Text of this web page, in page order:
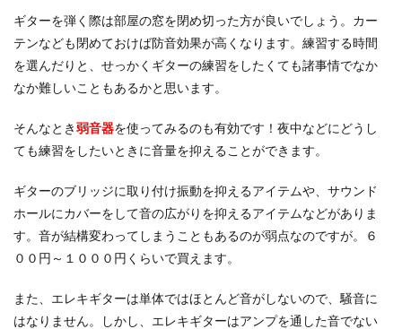
ギターを弾く際は部屋の窓を閉め切った方が良いでしょう。カー
テンなども閉めておけば防音効果が高くなります。練習する時間
を選んだりと、せっかくギターの練習をしたくても諸事情でなか
なか難しいこともあるかと思います。
そんなとき弱音器を使ってみるのも有効です！夜中などにどうし
ても練習をしたいときに音量を抑えることができます。
ギターのブリッジに取り付け振動を抑えるアイテムや、サウンド
ホールにカバーをして音の広がりを抑えるアイテムなどがありま
す。音が結構変わってしまうこともあるのが弱点なのですが。６
００円～１０００円くらいで買えます。
また、エレキギターは単体ではほとんど音がしないので、騒音に
はなりません。しかし、エレキギターはアンプを通した音でない